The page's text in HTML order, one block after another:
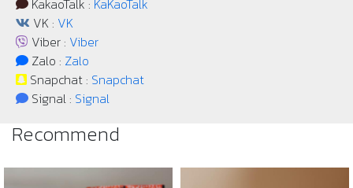
KakaoTalk : KaKaoTalk
VK : VK
Viber : Viber
Zalo : Zalo
Snapchat : Snapchat
Signal : Signal
Recommend